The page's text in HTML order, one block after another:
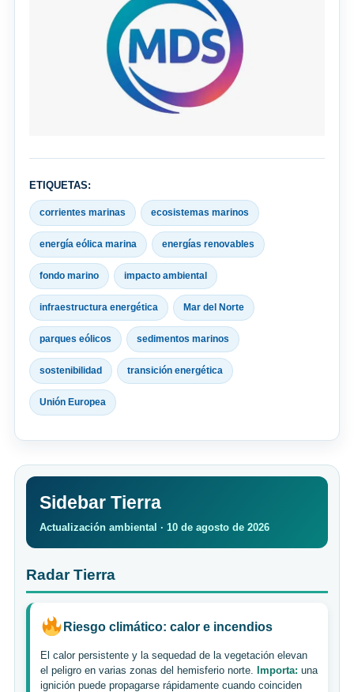
ETIQUETAS:
corrientes marinas ecosistemas marinos
energía eólica marina energías renovables
fondo marino impacto ambiental
infraestructura energética Mar del Norte
parques eólicos sedimentos marinos
sostenibilidad transición energética
Unión Europea
Sidebar Tierra
Actualización ambiental · 10 de agosto de 2026
Radar Tierra
Riesgo climático: calor e incendios
El calor persistente y la sequedad de la vegetación elevan
el peligro en varias zonas del hemisferio norte.
Importa: una
ignición puede propagarse rápidamente cuando coinciden